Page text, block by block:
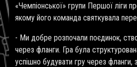
«Чемпіонської» групи Першої ліги
якому його команда святкувала
- Ми добре розпочали поєдинок,
через фланги. Гра була
успішно будувати гру через фланги,